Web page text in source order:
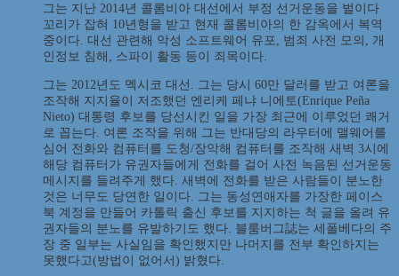
그는 지난 2014년 콜롬비아 대선에서 부정 선거운동을 벌이다
꼬리가 잡혀 10년형을 받고 현재 콜롬비아의 한 감옥에서 복역
중이다. 대선 관련해 악성 소프트웨어 유포, 범죄 사전 모의, 개
인정보 침해, 스파이 활동 등이 죄목이다.
그는 2012년도 멕시코 대선. 그는 당시 60만 달러를 받고 여론을
조작해 지지율이 저조했던 엔리케 페냐 니에토(Enrique Peña
Nieto) 대통령 후보를 당선시킨 일을 가장 최근에 이루었던 쾌거
로 꼽는다. 여론 조작을 위해 그는 반대당의 라우터에 맬웨어를
심어 전화와 컴퓨터를 도청/장악해 컴퓨터를 조작해 새벽 3시에
해당 컴퓨터가 유권자들에게 전화를 걸어 사전 녹음된 선거운동
메시지를 들려주게 했다. 새벽에 전화를 받은 사람들이 분노한
것은 너무도 당연한 일이다. 그는 동성연애자를 가장한 페이스
북 계정을 만들어 카톨릭 출신 후보를 지지하는 척 글을 올려 유
권자들의 분노를 유발하기도 했다. 블룸버그誌는 세폴베다의 주
장 중 일부는 사실임을 확인했지만 나머지를 전부 확인하지는
못했다고(방법이 없어서) 밝혔다.